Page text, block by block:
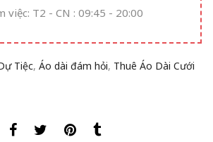
việc: T2 - CN : 09:45 - 20:00
Tiệc, Áo dài đám hỏi, Thuê Áo Dài Cưới